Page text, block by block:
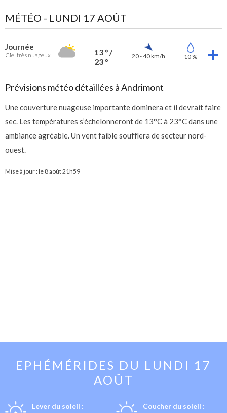
MÉTÉO - LUNDI 17 AOÛT
Journée
Ciel très nuageux
13 ° /
23 °
20 - 40 km/h 10 %
Prévisions météo détaillées à Andrimont
Une couverture nuageuse importante dominera et il devrait faire
sec. Les températures s’échelonneront de 13°C à 23°C dans une
ambiance agréable. Un vent faible soufflera de secteur nord-
ouest.
Mise à jour : le 8 août 21h59
EPHÉMÉRIDES DU LUNDI 17
AOÛT
Lever du soleil :
Coucher du soleil :